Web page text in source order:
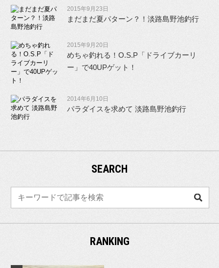
2015年9月23日
まだまだ夏パターン？！淡路島野池釣行
2015年9月20日
めちゃ釣れる！O.S.P「ドライブカーリ
ー」で40UPゲット！
2014年6月10日
パラダイスを求めて 淡路島野池釣行
SEARCH
RANKING